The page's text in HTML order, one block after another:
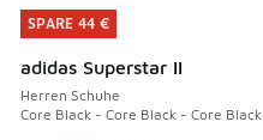
SPARE 44 €
adidas Superstar II
Herren Schuhe
Core Black - Core Black - Core Black
SPARE 44 €